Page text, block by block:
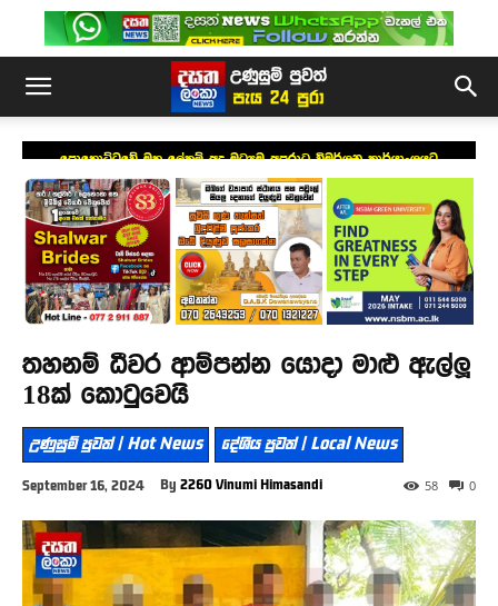
පොහොට්ටුවේ මහ ලේකම් අද මධ්‍යම අපරාධ විමර්ශන කාර්යාංශයට
තහනම් ධීවර ආම්පන්න යොදා මාළු ඇල්ලූ
18ක් කොටුවෙයි
උණුසුම් පුවත් | Hot News දේශීය පුවත් | Local News
September 16, 2024 By 2260 Vinumi Himasandi 0
58